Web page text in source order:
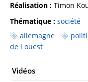
Réalisation : Timon
Thématique : société
allemagne
de l ouest
Vidéos